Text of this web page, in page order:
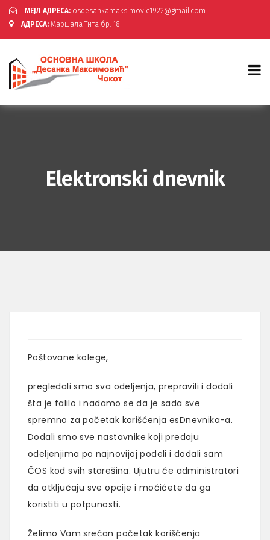
МЕЈЛ АДРЕСА: osdesankamaksimovic1922@gmail.com
АДРЕСА: Маршала Тита бр. 18
Elektronski dnevnik
Poštovane kolege,
pregledali smo sva odeljenja, prepravili i dodali
šta je falilo i nadamo se da je sada sve
spremno za početak korišćenja esDnevnika-a.
Dodali smo sve nastavnike koji predaju
odeljenjima po najnovijoj podeli i dodali sam
ČOS kod svih starešina. Ujutru će administratori
da otključaju sve opcije i moćićete da ga
koristiti u potpunosti.
Želimo Vam srećan početak korišćenja